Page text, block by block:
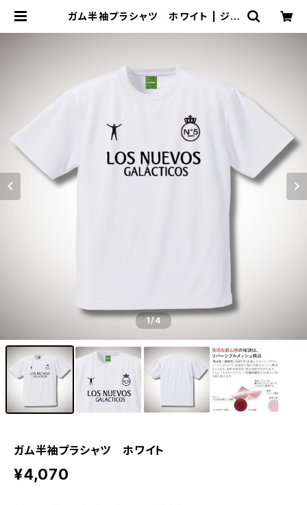
ガム半袖プラシャツ ホワイト | ジョ
1/4
ガム半袖プラシャツ ホワイト
¥4,070